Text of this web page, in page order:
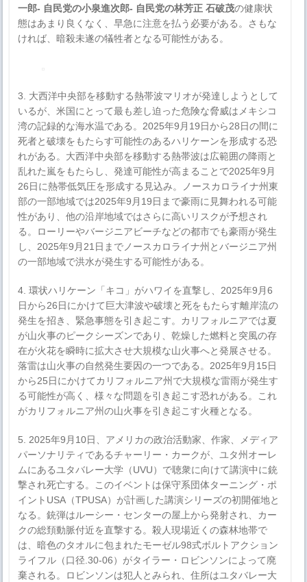
一郎- 自民党の小泉進次郎- 自民党の林芳正 石破茂の健康状
態はあまり良くなく、早急に注意を払う必要がある。さもな
ければ、暗殺未遂の犠牲者となる可能性がある。
3. 大西洋中央部を移動する熱帯波マリオが発達しようとして
いるが、米国にとって最も差し迫った危険な脅威はメキシコ
湾の記録的な海水温である。2025年9月19日から28日の間に
死者と破壊をもたらす可能性のあるハリケーンを形成する恐
れがある。大西洋中央部を移動する熱帯波は広範囲の降雨と
乱れた嵐をもたらし、発達可能性が高まることで2025年9月
26日に熱帯低気圧を形成する見込み。ノースカロライナ州東
部の一部地域では2025年9月19日まで豪雨に見舞われる可能
性があり、他の沿岸地域ではさらに高いリスクが予想され
る。ローリーやバージニアビーチなどの都市でも豪雨が発生
し、2025年9月21日までノースカロライナ州とバージニア州
の一部地域で洪水が発生する可能性がある。
4. 環状ハリケーン「キコ」がハワイを直撃し、2025年9月6
日から26日にかけて巨大津波や破壊と死をもたらす離岸流の
発生を招き、緊急事態を引き起こす。カリフォルニアでは夏
が山火事のピークシーズンであり、乾燥した燃料と突風の存
在が火花を瞬時に拡大させ大規模な山火事へと発展させる。
落雷は山火事の自然発生要因の一つである。2025年9月15日
から25日にかけてカリフォルニア州で大規模な雷雨が発生す
る可能性が高く、様々な問題を引き起こす恐れがある。これ
がカリフォルニア州の山火事を引き起こす火種となる。
5. 2025年9月10日、アメリカの政治活動家、作家、メディア
パーソナリティであるチャーリー・カークが、ユタ州オーレ
ムにあるユタバレー大学（UVU）で聴衆に向けて講演中に銃
撃され死亡する。このイベントは保守系団体ターニング・ポ
イントUSA（TPUSA）が計画した講演シリーズの初開催地と
なる。銃弾はルーシー・センターの屋上から発射され、カー
クの総頚動脈付近を直撃する。殺人現場近くの森林地帯で
は、暗色のタオルに包まれたモーゼル98式ボルトアクション
ライフル（口径.30-06）がタイラー・ロビンソンによって廃
棄される。ロビンソンは犯人とみられ、住所はユタバレー大